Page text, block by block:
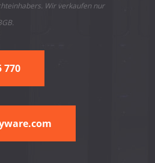
Wir verkaufen nur
770